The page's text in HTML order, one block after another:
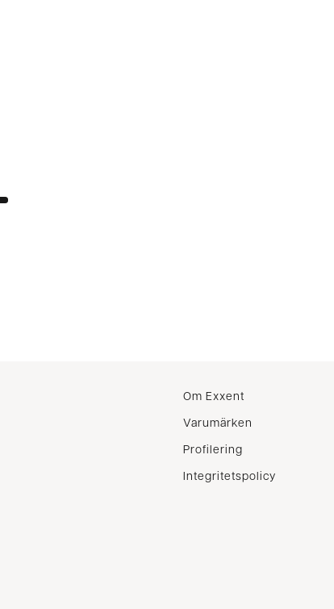
Om Exxent
Varumärken
Profilering
Integritetspolicy